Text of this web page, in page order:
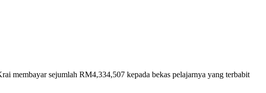
sejumlah RM4,334,507 kepada bekas pelajarnya yang terbabit